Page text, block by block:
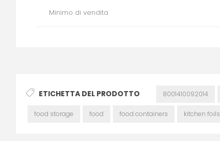
Minimo di vendita
ETICHETTA DEL PRODOTTO 8001410092014
food storage food food containers kitchen foils